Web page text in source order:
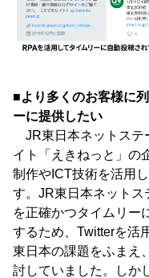
■より多くのお客様に
ーに提供したい
JR東日本ネットステ
イト「えきねっと」の
制作やICT技術を活用
す。JR東日本ネットス
を正確かつタイムリー
するため、Twitterを活
東日本の課題をふまえ
討していました。しか